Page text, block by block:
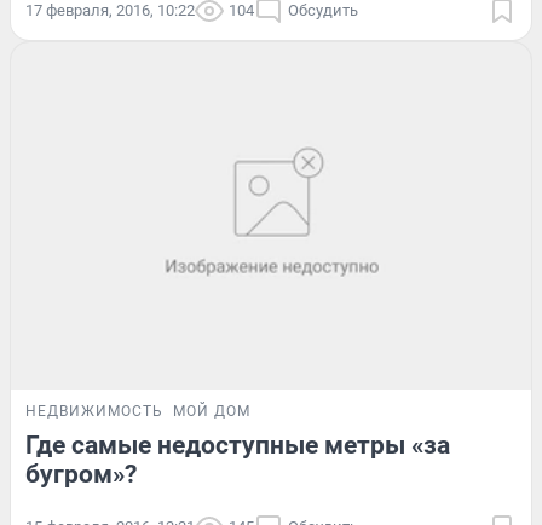
17 февраля, 2016, 10:22 104 Обсудить
НЕДВИЖИМОСТЬ МОЙ ДОМ
Где самые недоступные метры «за
бугром»?